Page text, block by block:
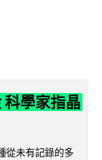
學家指晶
從未有記錄的多